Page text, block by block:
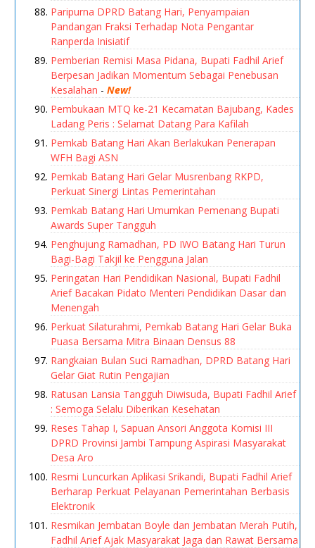
Paripurna DPRD Batang Hari, Penyampaian
Pandangan Fraksi Terhadap Nota Pengantar
Ranperda Inisiatif
Pemberian Remisi Masa Pidana, Bupati Fadhil Arief
Berpesan Jadikan Momentum Sebagai Penebusan
Kesalahan -New!
Pembukaan MTQ ke-21 Kecamatan Bajubang, Kades
Ladang Peris : Selamat Datang Para Kafilah
Pemkab Batang Hari Akan Berlakukan Penerapan
WFH Bagi ASN
Pemkab Batang Hari Gelar Musrenbang RKPD,
Perkuat Sinergi Lintas Pemerintahan
Pemkab Batang Hari Umumkan Pemenang Bupati
Awards Super Tangguh
Penghujung Ramadhan, PD IWO Batang Hari Turun
Bagi-Bagi Takjil ke Pengguna Jalan
Peringatan Hari Pendidikan Nasional, Bupati Fadhil
Arief Bacakan Pidato Menteri Pendidikan Dasar dan
Menengah
Perkuat Silaturahmi, Pemkab Batang Hari Gelar Buka
Puasa Bersama Mitra Binaan Densus 88
Rangkaian Bulan Suci Ramadhan, DPRD Batang Hari
Gelar Giat Rutin Pengajian
Ratusan Lansia Tangguh Diwisuda, Bupati Fadhil Arief
: Semoga Selalu Diberikan Kesehatan
Reses Tahap I, Sapuan Ansori Anggota Komisi III
DPRD Provinsi Jambi Tampung Aspirasi Masyarakat
Desa Aro
Resmi Luncurkan Aplikasi Srikandi, Bupati Fadhil Arief
Berharap Perkuat Pelayanan Pemerintahan Berbasis
Elektronik
Resmikan Jembatan Boyle dan Jembatan Merah Putih,
Fadhil Arief Ajak Masyarakat Jaga dan Rawat Bersama